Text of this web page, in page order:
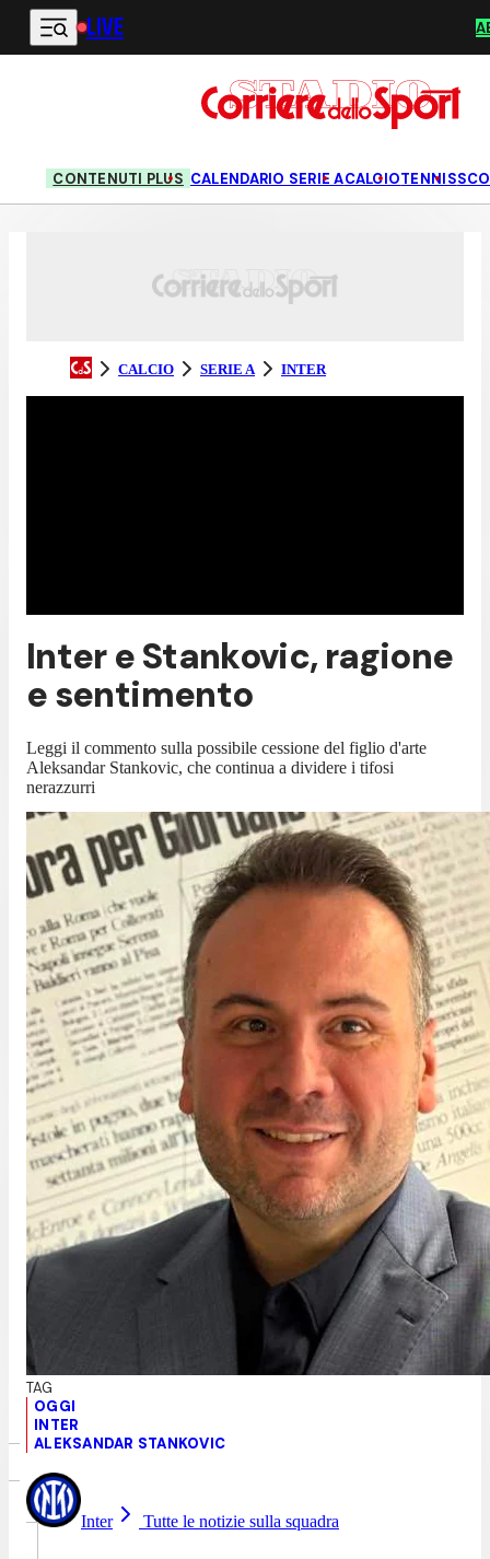
Vai al contenuto principale
LIVE
CONTENUTI PLUS CALENDARIO SERIE ACALCIOTENNIS
CALCIO SERIE A INTER
Inter e Stankovic, ragione
e sentimento
Leggi il commento sulla possibile cessione del figlio d'arte
Aleksandar Stankovic, che continua a dividere i tifosi
nerazzurri
OGGI
INTER
ALEKSANDAR STANKOVIC
Inter Tutte le notizie sulla squadra